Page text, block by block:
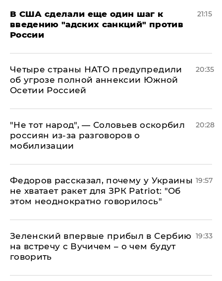
В США сделали еще один шаг к
введению "адских санкций" против
России
21:15
Четыре страны НАТО предупредили
об угрозе полной аннексии Южной
Осетии Россией
20:35
​"Не тот народ", — Соловьев оскорбил
россиян из-за разговоров о
мобилизации
20:28
Федоров рассказал, почему у Украины
не хватает ракет для ЗРК Patriot: "Об
этом неоднократно говорилось"
19:57
Зеленский впервые прибыл в Сербию
на встречу с Вучичем – о чем будут
говорить
19:33